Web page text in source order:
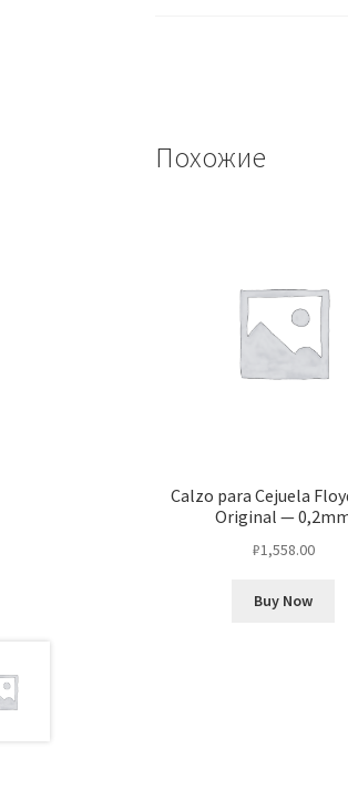
Похожие
Calzo para Cejuela
Original —
₽1,558.00
Buy Now